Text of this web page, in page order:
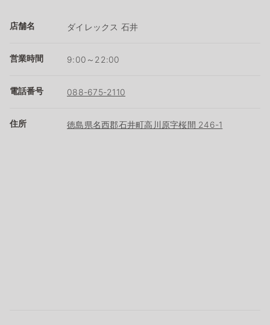
店舗名 ダイレックス 石井
営業時間 9:00～22:00
電話番号 088-675-2110
住所 徳島県名西郡石井町高川原字桜間 246-1